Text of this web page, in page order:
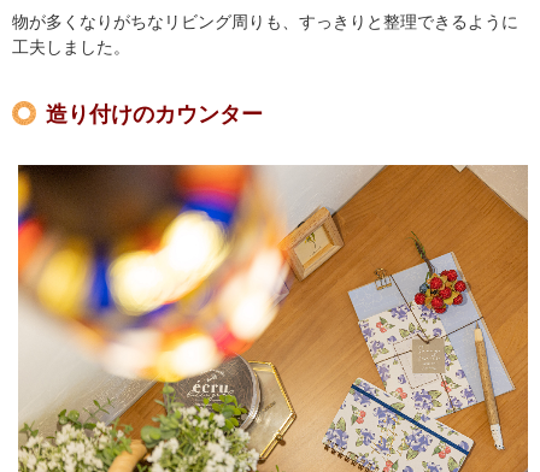
物が多くなりがちなリビング周りも、すっきりと整理できるように
工夫しました。
造り付けのカウンター